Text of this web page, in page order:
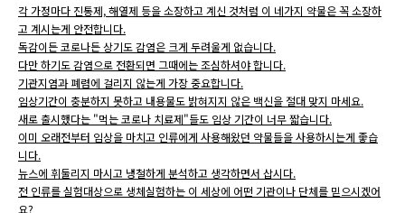
각 가정마다 진통제, 해열제 등을 소장하고 계신 것처럼 이 네가지 약물은 꼭 소장하
고 계시는게 안전합니다.
독감이든 코로나든 상기도 감염은 크게 두려울게 없습니다.
다만 하기도 감염으로 전환되면 그때에는 조심하셔야 합니다.
기관지염과 폐렴에 걸리지 않는게 가장 중요합니다.
임상기간이 충분하지 못하고 내용물도 밝혀지지 않은 백신을 절대 맞지 마세요.
새로 출시했다는 "먹는 코로나 치료제"들도 임상 기간이 너무 짧습니다.
이미 오래전부터 임상을 마치고 인류에게 사용해왔던 약물들을 사용하시는게 좋습
니다.
뉴스에 휘둘리지 마시고 냉철하게 분석하고 생각하면서 삽시다.
전 인류를 실험대상으로 생체실험하는 이 세상에 어떤 기관이나 단체를 믿으시겠어
요?